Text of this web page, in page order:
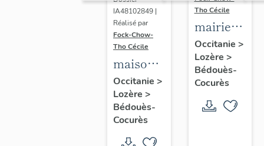
IA48102849 |
Réalisé par
Fock-Chow-
Tho Cécile
maison,
ancienne
forge
Occitanie >
Lozère >
Bédouès-
Cocurès
Tho Cécile
mairie
de
Bédouès,
école
Occitanie >
Lozère >
Bédouès-
Cocurès